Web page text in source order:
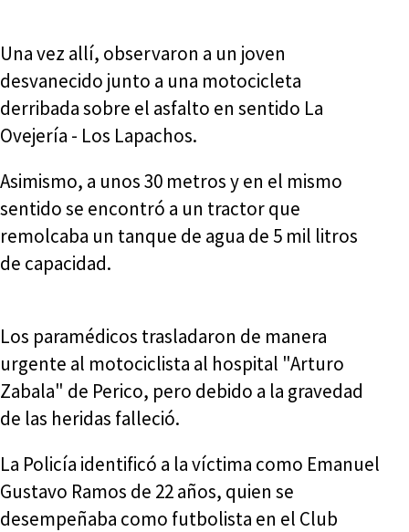
Una vez allí, observaron a un joven
desvanecido junto a una motocicleta
derribada sobre el asfalto en sentido La
Ovejería - Los Lapachos.
Asimismo, a unos 30 metros y en el mismo
sentido se encontró a un tractor que
remolcaba un tanque de agua de 5 mil litros
de capacidad.
Los paramédicos trasladaron de manera
urgente al motociclista al hospital "Arturo
Zabala" de Perico, pero debido a la gravedad
de las heridas falleció.
La Policía identificó a la víctima como Emanuel
Gustavo Ramos de 22 años, quien se
desempeñaba como futbolista en el Club